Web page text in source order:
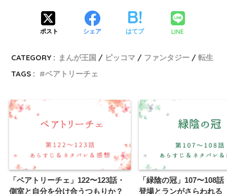
ポスト シェア はてブ LINE
CATEGORY : まんが王国 ピッコマ ファンタジー
転生
TAGS :
ベアトリーチェ
「ベアトリーチェ」122〜123話・
側室と自分を分け合うつもりか？
「緑陰の冠」107〜108
登場とランがさらわれる